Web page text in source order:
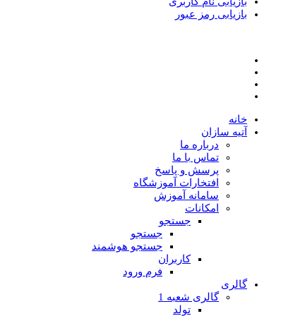
بازیابی رمز عبور
خانه
آتیه سازان
درباره ما
تماس با ما
پرسش و پاسخ
افتخارات آموزشگاه
سامانه آموزش
امکانات
جستجو
جستجو
جستجو هوشمند
کاربران
فرم ورود
گالری
گالری شعبه 1
تولد